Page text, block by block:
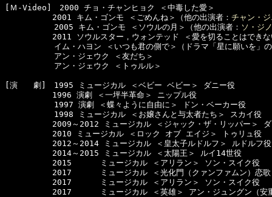
[Ｍ-Video]　2000 チョ・チャンヒョク ＜中毒した愛＞
2001 キム・ゴンモ ＜ごめんね＞（他の出演者： チャン・
  　　　　　2005 キム・ゴンモ ＜ソウルの月＞（他の出演者：
ソ・ジノ
2011 ソウルスター，ウォンテッド ＜愛を切ることはできな
　　　　　イム・ハヨン ＜いつも君の側で＞（ドラマ「星に願いを」
  　　　　　アン・ジェウク ＜友だち＞
  　　　　　アン・ジェウク ＜トゥルル＞
[演　　劇]　1995 ミュージカル ＜ベビー ベビー＞ ダニー役
1996 演劇 ＜一坪半革命＞ ニップル役
1997 演劇 ＜蝶々ように自由に＞ ドン・ベーカー役
1998 ミュージカル ＜お嬢さんと与太者たち＞ スカイ役
2009～2012 ミュージカル ＜ジャック・ザ・リッパー＞ ダ
2010 ミュージカル ＜ロック オブ エイジ＞ トゥリュ役
2012～2014 ミュージカル ＜皇太子ルドルフ＞ ルドルフ役
2014～2015 ミュージカル ＜太陽王＞ ルイ14世役
2015　　　 ミュージカル ＜アリラン＞ ソン・スイク役
2017　　　 ミュージカル ＜光化門（クァンファムン）恋歌
2017　　　 ミュージカル ＜アリラン＞ ソン・スイク役
2017　　　 ミュージカル ＜英雄＞ アン・ジュングン（安